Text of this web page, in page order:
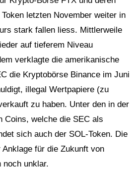
letzten November weiter in
stark fallen liess. Mittlerweile
auf tieferem Niveau
verklagte die amerikanische
die Kryptobörse Binance im Juni
illegal Wertpapiere (zu
zu haben. Unter den in der
Coins, welche die SEC als
sich auch der SOL-Token. Die
für die Zukunft von
noch unklar.